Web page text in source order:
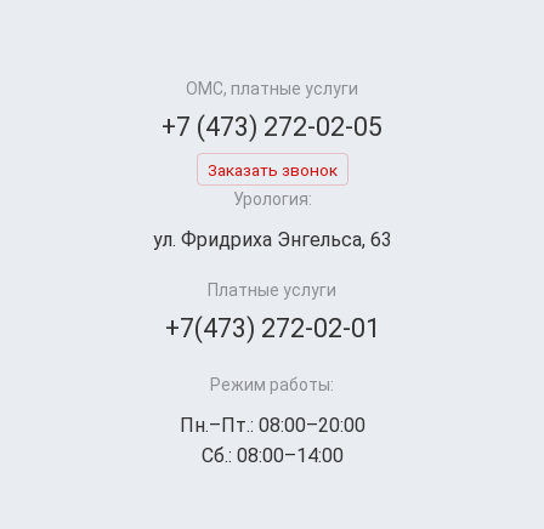
ОМС, платные услуги
+7 (473) 272-02-05
Заказать звонок
Урология:
ул. Фридриха Энгельса, 63
Платные услуги
+7(473) 272-02-01
Режим работы:
Пн.–Пт.: 08:00–20:00
Сб.: 08:00–14:00